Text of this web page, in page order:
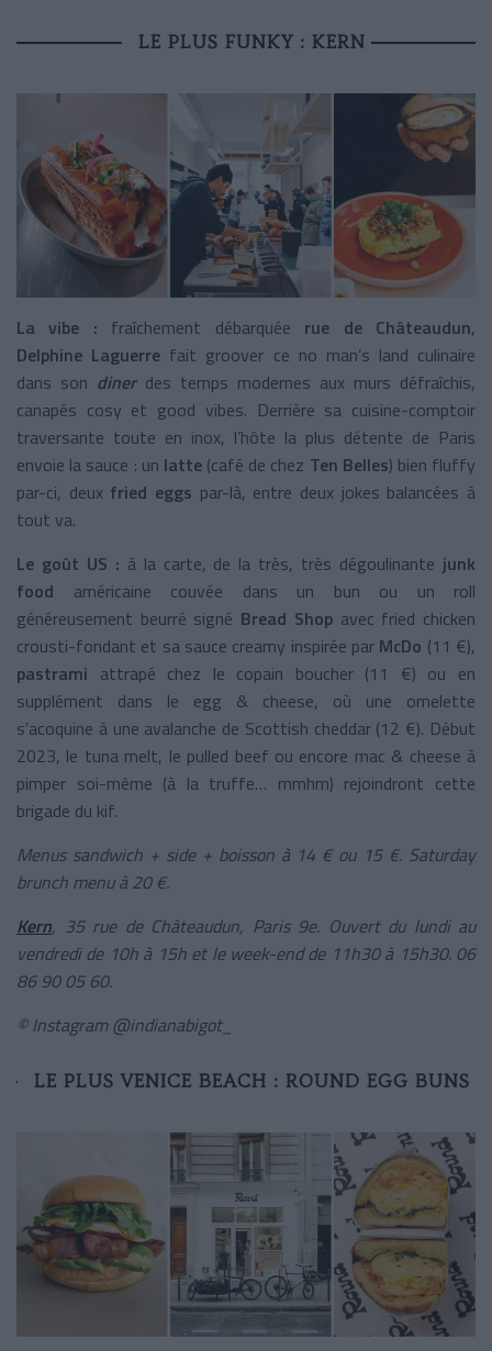
LE PLUS FUNKY : KERN
La vibe : fraîchement débarquée rue de Châteaudun,
Delphine Laguerre fait groover ce no man’s land culinaire
dans son diner des temps modernes aux murs défraîchis,
canapés cosy et good vibes. Derrière sa cuisine-comptoir
traversante toute en inox, l’hôte la plus détente de Paris
envoie la sauce : un latte (café de chez Ten Belles) bien fluffy
par-ci, deux fried eggs par-là, entre deux jokes balancées à
tout va.
Le goût US : à la carte, de la très, très dégoulinante junk
food américaine couvée dans un bun ou un roll
généreusement beurré signé Bread Shopavec fried chicken
crousti-fondant et sa sauce creamy inspirée par McDo (11 €),
pastrami attrapé chez le copain boucher (11 €) ou en
supplément dans le egg & cheese, où une omelette
s’acoquine à une avalanche de Scottish cheddar (12 €). Début
2023, le tuna melt, le pulled beef ou encore mac & cheese à
pimper soi-même (à la truffe… mmhm) rejoindront cette
brigade du kif.
Menus sandwich + side + boisson à 14 € ou 15 €. Saturday
brunch menu à 20 €.
Kern, 35 rue de Châteaudun, Paris 9e. Ouvert du lundi au
vendredi de 10h à 15h et le week-end de 11h30 à 15h30. 06
86 90 05 60.
© Instagram @indianabigot_
LE PLUS VENICE BEACH : ROUND EGG BUNS